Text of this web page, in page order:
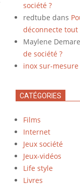
société ?
redtube dans
déconnecte tout
Maylene
de société ?
inox sur-mesure
CATÉGORIES
Films
Internet
Jeux société
Jeux-vidéos
Life style
Livres